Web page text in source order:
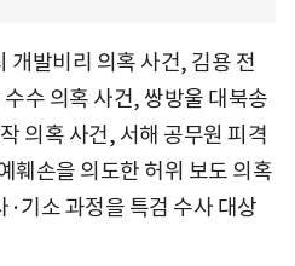
개발비리 의혹 사건, 김용 전
수 의혹 사건, 쌍방울 대북송
의혹 사건, 서해 공무원 피격
훼손을 의도한 허위 보도 의혹
기소 과정을 특검 수사 대상